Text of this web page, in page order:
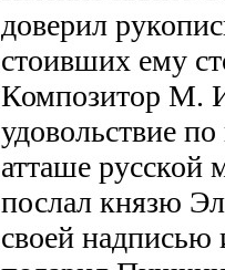
доверил
стоивших ему
Композитор М.
удовольствие
атташе русской
послал князю
своей надписью